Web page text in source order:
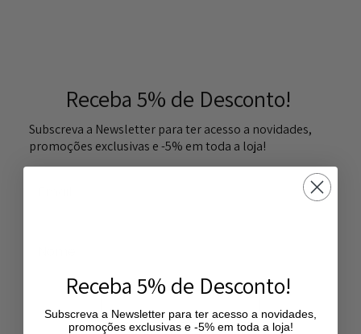
Receba 5% de Desconto!
Subscreva a Newsletter para ter acesso a novidades,
promoções exclusivas e -5% em toda a loja!
Subscrever Newsletter
Receba 5% de Desconto!
Subscreva a Newsletter para ter acesso a novidades,
promoções exclusivas e -5% em toda a loja!